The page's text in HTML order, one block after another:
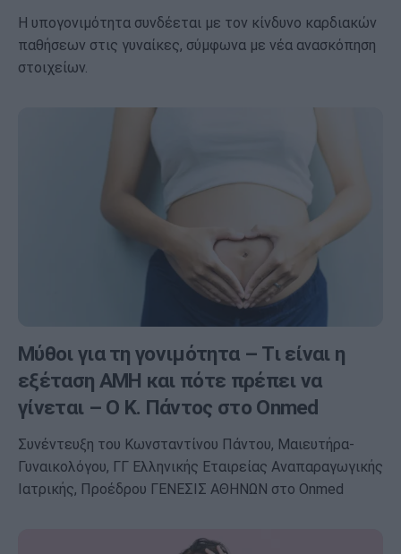
Η υπογονιμότητα συνδέεται με τον κίνδυνο καρδιακών
παθήσεων στις γυναίκες, σύμφωνα με νέα ανασκόπηση
στοιχείων.
Μύθοι για τη γονιμότητα – Τι είναι η
εξέταση ΑΜΗ και πότε πρέπει να
γίνεται – Ο Κ. Πάντος στο Onmed
Συνέντευξη του Κωνσταντίνου Πάντου, Μαιευτήρα-
Γυναικολόγου, ΓΓ Ελληνικής Εταιρείας Αναπαραγωγικής
Ιατρικής, Προέδρου ΓΕΝΕΣΙΣ ΑΘΗΝΩΝ στο Onmed